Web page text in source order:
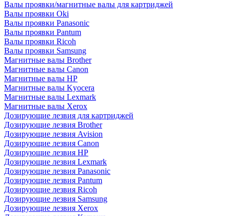
Валы проявки/магнитные валы для картриджей
Валы проявки Oki
Валы проявки Panasonic
Валы проявки Pantum
Валы проявки Ricoh
Валы проявки Samsung
Магнитные валы Brother
Магнитные валы Canon
Магнитные валы HP
Магнитные валы Kyocera
Магнитные валы Lexmark
Магнитные валы Xerox
Дозирующие лезвия для картриджей
Дозирующие лезвия Brother
Дозирующие лезвия Avision
Дозирующие лезвия Canon
Дозирующие лезвия HP
Дозирующие лезвия Lexmark
Дозирующие лезвия Panasonic
Дозирующие лезвия Pantum
Дозирующие лезвия Ricoh
Дозирующие лезвия Samsung
Дозирующие лезвия Xerox